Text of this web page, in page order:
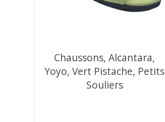
Chaussons, Alcantara,
Yoyo, Vert Pistache, Petits
Souliers